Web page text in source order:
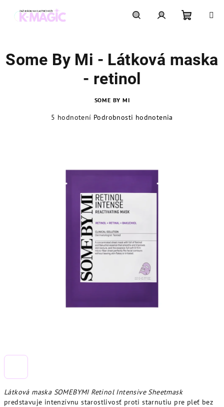
košík
Látková maska SOMEBYMI Retinol Intensive Sheetmask
predstavuje intenzívnu starostlivosť proti starnutiu pre pleť bez
Some By Mi - Látková maska
- retinol
SOME BY MI
5 hodnotení Podrobnosti hodnotenia